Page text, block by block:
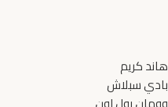
هاند كريم
بادي سبلاش